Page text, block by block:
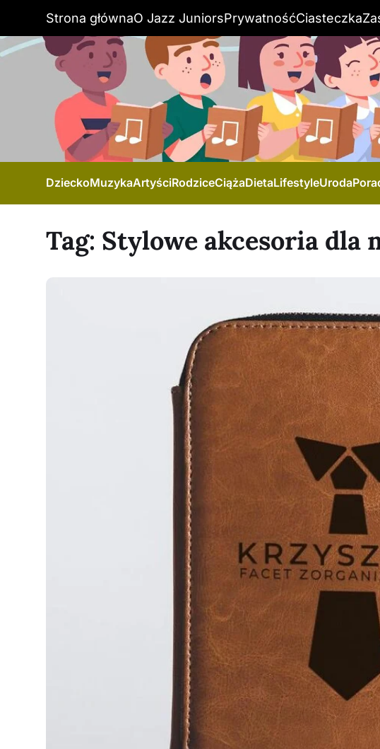
Strona głównaO Jazz JuniorsPrywatnośćCiasteczka
DzieckoMuzykaArtyściRodziceCiążaDietaLifestyleUroda
Tag: Stylowe akcesoria dla